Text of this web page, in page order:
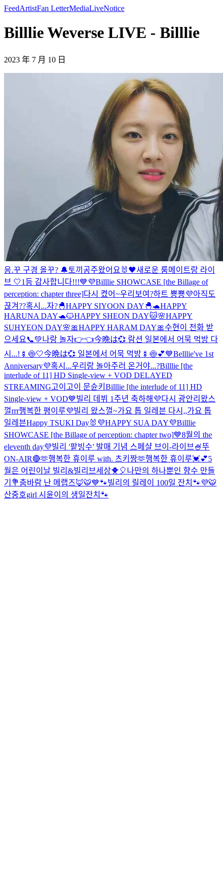
FeedArtistFan LetterMediaLiveNotice
Billlie Weverse LIVE - Billlie
2023 年 7 月 10 日
응.꾸 구경 올꾸? 🔔 토끼공주왔어요🐰 🖤새로운 룸메이트랑 라이
브 🤍1등 감사합니다!!!💙💜Billlie SHOWCASE [the Billage of
perception: chapter three]다시 켰어~우리보여?하트 뿅뿅💜아직도
끊겨??혹시...자?🐣HAPPY SIYOON DAY🐣🐢HAPPY
HARUNA DAY🐢🐱HAPPY SHEON DAY🐱🌸HAPPY
SUHYEON DAY🌸 🎀HAPPY HARAM DAY🎀수현이 전화 받
으세요📞💚나랑 놀자👉👈今晩は💞 람션 일본에서 어묵 먹방 다
시...!🍢🍥🤍今晩は💞 일본에서 어묵 먹방🍢🍥💕💙Belllie've 1st
Anniversary💜혹시...우리랑 놀아주러 온거야...?Billlie [the
interlude of 11] HD Single-view + VOD DELAYED
STREAMING고이고이 문슌키 Billlie [the interlude of 11] HD
Single-view + VOD💙빌리 데뷔 1주년 축하해💜다시 광안리왔스
껄rrr행복한 평이루💜빌리 왔스껄~가요 톱 일레븐 다시,,가요 톱
일레븐Happy TSUKI Day🐰 💜HAPPY SUA DAY💜Billlie
SHOWCASE [the Billage of perception: chapter two]💙8월의 the
eleventh day💜빌리 '팥빙수' 발매 기념 스페샬 브이-라이브🍧뚜
ON-AIR🔴🫶행복한 휴이루 with. 츠키짱🫶행복한 휴이루💓💕5
월은 어린이날 빌리&빌리브세상🐥🎈 나만의 하나뿐인 향수 만들
기💐춤바람 난 메랩즈🦊🐯💙🐾빌리의 릴레이 100일 잔치🐾💜🐯
산중호girl 시윤이의 생일잔치🐾